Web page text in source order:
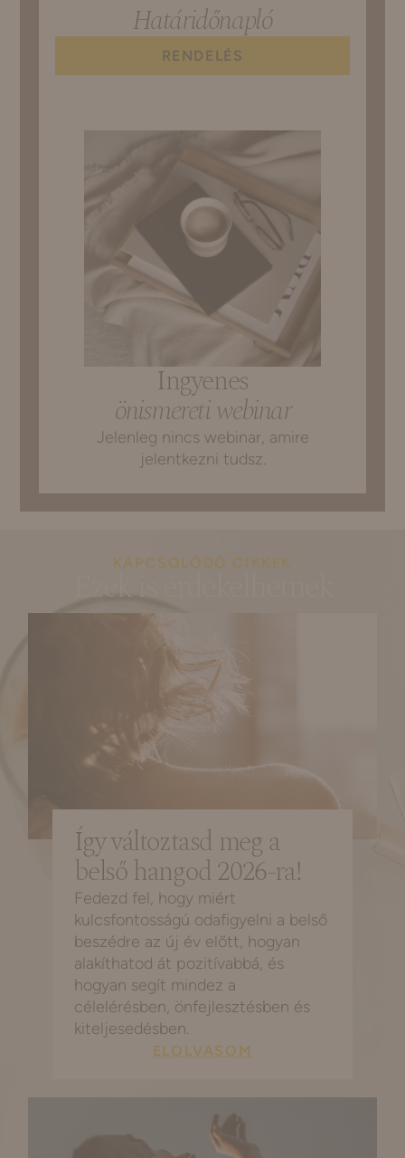
Határidőnapló
RENDELÉS
Ingyenes
önismereti webinar
Jelenleg nincs webinar, amire
jelentkezni tudsz.
KAPCSOLÓDÓ CIKKEK
Ezek is érdekelhetnek
Így változtasd meg a
belső hangod 2026-ra!
Fedezd fel, hogy miért
kulcsfontosságú odafigyelni a belső
beszédre az új év előtt, hogyan
alakíthatod át pozitívabbá, és
hogyan segít mindez a
célelérésben, önfejlesztésben és
kiteljesedésben.
ELOLVASOM